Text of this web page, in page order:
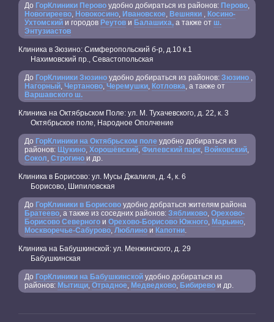
До ГорКлиники Перово удобно добираться из районов: Перово,
Новогиреево, Новокосино, Ивановское, Вешняки , Косино-
Ухтомский и городов Реутов и Балашиха, а также от ш.
Энтузиастов
Клиника в Зюзино: Симферопольский б-р, д.10 к.1
Нахимовский пр., Севастопольская
До ГорКлиники Зюзино удобно добираться из районов: Зюзино ,
Нагорный, Чертаново, Черемушки, Котловка, а также от
Варшавского ш.
Клиника на Октябрьском Поле: ул. М. Тухачевского, д. 22, к. 3
Октябрьское поле, Народное Ополчение
До ГорКлиники на Октябрьском поле удобно добираться из
районов: Щукино, Хорошёвский, Филевский парк, Войковский,
Сокол, Строгино и др.
Клиника в Борисово: ул. Мусы Джалиля, д. 4, к. 6
Борисово, Шипиловская
До ГорКлиники в Борисово удобно добраться жителям района
Братеево, а также из соседних районов: Зябликово, Орехово-
Борисово Северного и Орехово-Борисово Южного, Марьино,
Москворечье-Сабурово, Люблино и Капотни.
Клиника на Бабушкинской: ул. Менжинского, д. 29
Бабушкинская
До ГорКлиники на Бабушкинской удобно добираться из
районов: Мытищи, Отрадное, Медведково, Бибирево и др.